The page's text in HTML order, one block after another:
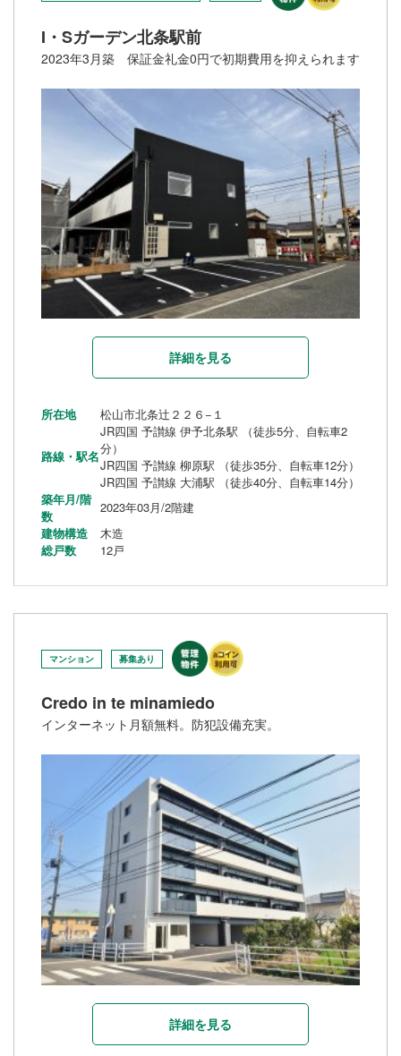
I・Sガーデン北条駅前
2023年3月築 保証金礼金0円で初期費用を抑えられます
詳細を見る
所在地 松山市北条辻２２６−１
路線・駅名
JR四国 予讃線 伊予北条駅 （徒歩5分、自転車2
分）
JR四国 予讃線 柳原駅 （徒歩35分、自転車12分）
JR四国 予讃線 大浦駅 （徒歩40分、自転車14分）
築年月/階
数
2023年03月/2階建
建物構造
木造
総戸数
12戸
マンション 募集あり
Credo in te minamiedo
インターネット月額無料。防犯設備充実。
詳細を見る